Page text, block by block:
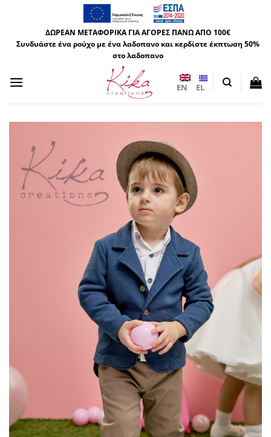
περιεχόμενοΔΩΡΕΑΝ ΜΕΤΑΦΟΡΙΚΑ ΓΙΑ ΑΓΟΡΕΣ ΠΑΝΩ ΑΠΟ 100€
Συνδυάστε ένα ρούχο με ένα λαδοπανο και κερδίστε έκπτωση 50%
στο λαδοπανο
EN EL